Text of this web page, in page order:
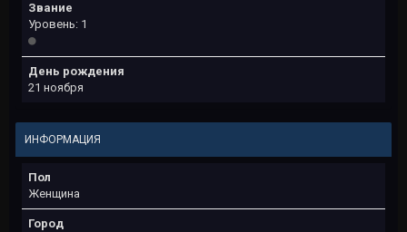
Звание
Уровень: 1
День рождения
21 ноября
ИНФОРМАЦИЯ
Пол
Женщина
Город